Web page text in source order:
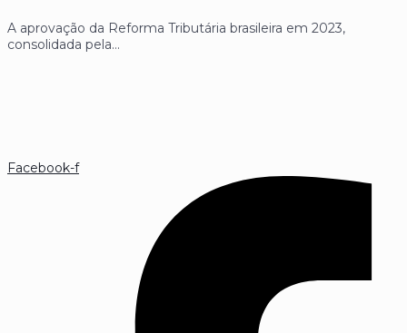
A aprovação da Reforma Tributária brasileira em 2023,
consolidada pela…
Facebook-f